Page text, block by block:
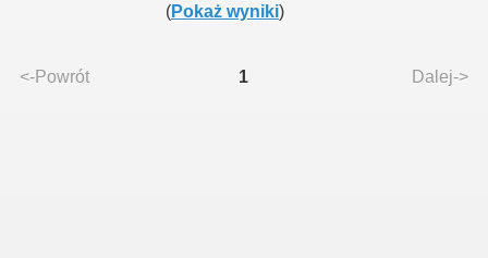
(Pokaż wyniki)
<-Powrót 1 Dalej->